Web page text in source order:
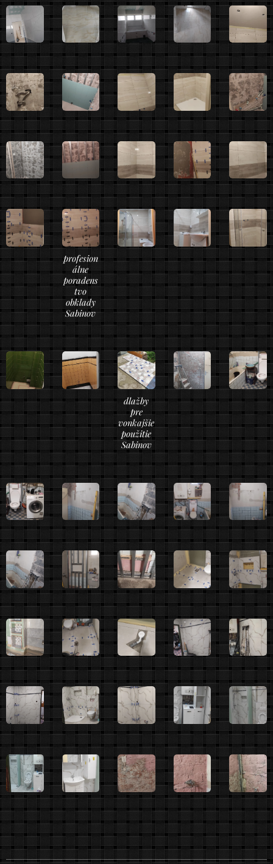
profesion
álne
poradens
tvo
obklady
Sabinov
dlažby
pre
vonkajšie
použitie
Sabinov